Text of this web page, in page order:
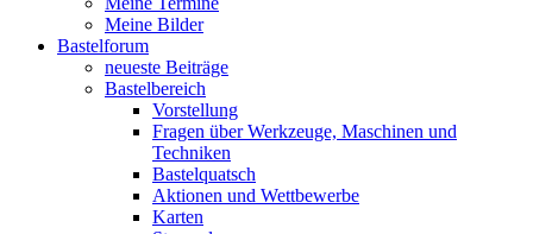
Meine Bilder
Bastelforum
neueste Beiträge
Bastelbereich
Vorstellung
Fragen über Werkzeuge, Maschinen und
Techniken
Bastelquatsch
Aktionen und Wettbewerbe
Karten